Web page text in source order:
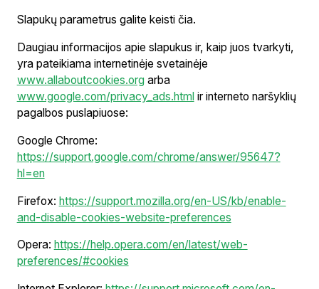
Slapukų parametrus galite keisti čia.
Daugiau informacijos apie slapukus ir, kaip juos tvarkyti,
yra pateikiama internetinėje svetainėje
www.allaboutcookies.org arba
www.google.com/privacy_ads.html ir interneto naršyklių
pagalbos puslapiuose:
Google Chrome:
https://support.google.com/chrome/answer/95647?
hl=en
Firefox: https://support.mozilla.org/en-US/kb/enable-
and-disable-cookies-website-preferences
Opera: https://help.opera.com/en/latest/web-
preferences/#cookies